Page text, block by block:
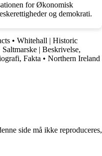
for Økonomisk
og demokrati.
• Whitehall | Historic
Saltmarske | Beskrivelse,
Fakta • Northern Ireland
side må ikke reproduceres,